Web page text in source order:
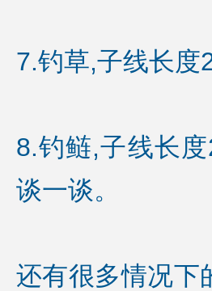
7.钓草,子线长度
8.钓鲢,子线长
谈一谈。
还有很多情况下